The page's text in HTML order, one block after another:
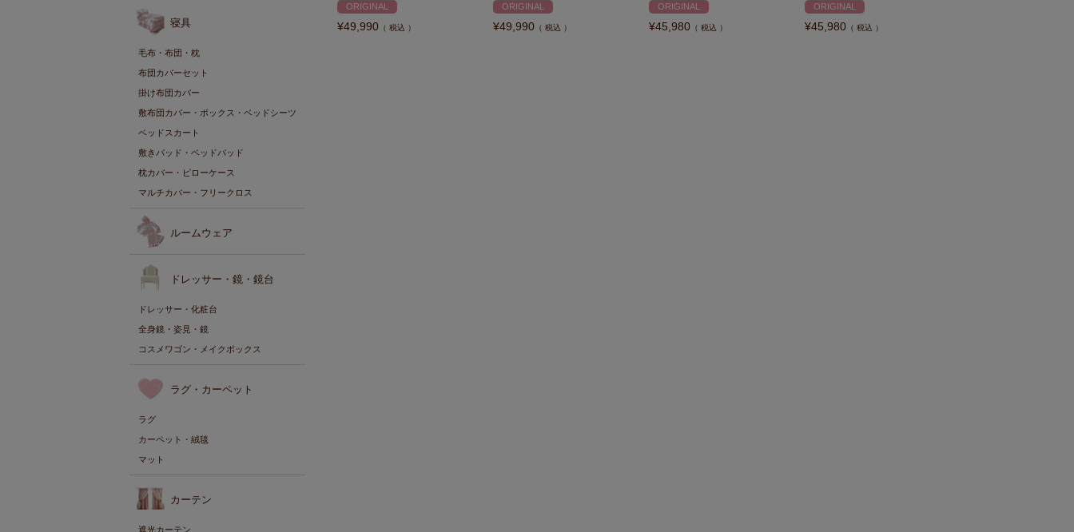
寝具
毛布・布団・枕
布団カバーセット
掛け布団カバー
敷布団カバー・ボックス・ベッドシーツ
ベッドスカート
敷きパッド・ベッドパッド
枕カバー・ピローケース
マルチカバー・フリークロス
ルームウェア
ドレッサー・鏡・鏡台
ドレッサー・化粧台
全身鏡・姿見・鏡
コスメワゴン・メイクボックス
ラグ・カーペット
ラグ
カーペット・絨毯
マット
カーテン
遮光カーテン
ORIGINAL
¥49,990 税込
ORIGINAL
¥49,990 税込
ORIGINAL
¥45,980 税込
ORIGINAL
¥45,980 税込